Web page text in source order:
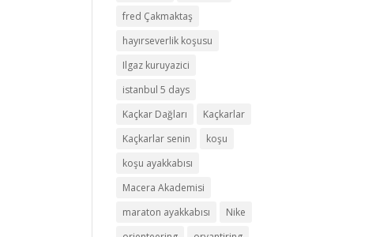
fred Çakmaktaş
hayırseverlik koşusu
Ilgaz kuruyazici
istanbul 5 days
Kaçkar Dağları
Kaçkarlar
Kaçkarlar senin
koşu
koşu ayakkabısı
Macera Akademisi
maraton ayakkabısı
Nike